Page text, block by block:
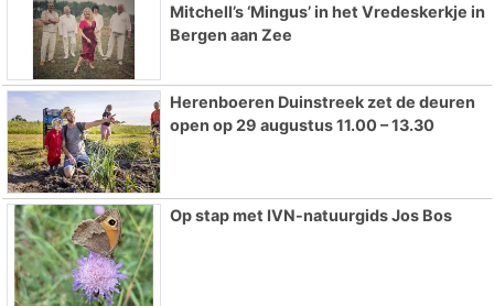
Mitchell’s ‘Mingus’ in het Vredeskerkje in
Bergen aan Zee
Herenboeren Duinstreek zet de deuren
open op 29 augustus 11.00 – 13.30
Op stap met IVN-natuurgids Jos Bos